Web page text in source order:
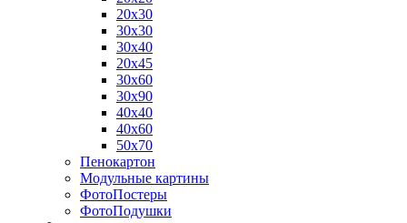
20х30
30х30
30х40
20х45
30х60
30х90
40х40
40х60
50х70
Пенокартон
Модульные картины
ФотоПостеры
ФотоПодушки